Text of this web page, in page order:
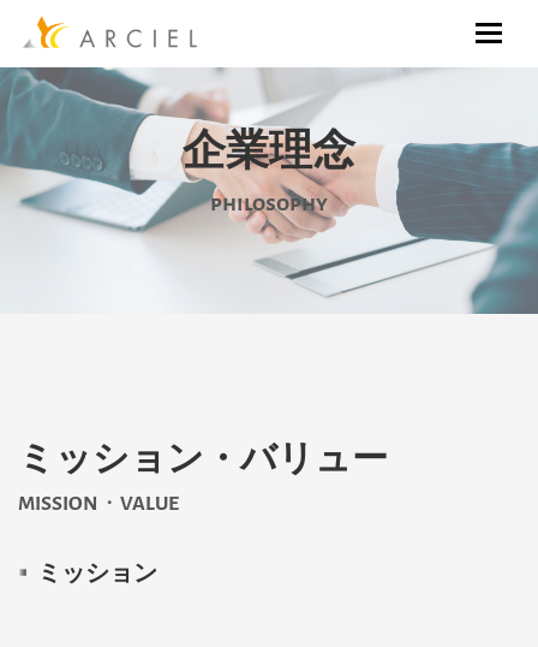
企業理念
philosophy
ミッション・バリュー
MISSION・VALUE
ミッション